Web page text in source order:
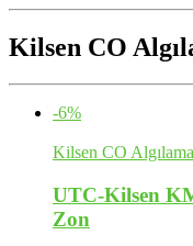
Kilsen CO
-6%
Kilsen CO Algılama
UTC-Kilsen
Zon